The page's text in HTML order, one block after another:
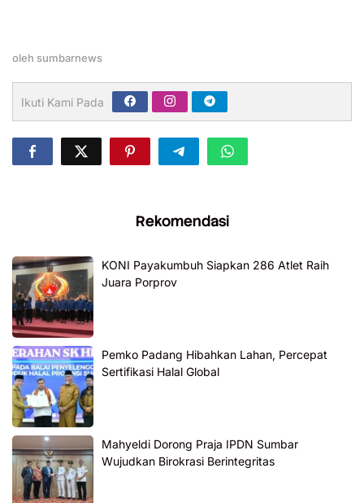
oleh sumbarnews
Ikuti Kami Pada
Rekomendasi
KONI Payakumbuh Siapkan 286 Atlet Raih
Juara Porprov
Pemko Padang Hibahkan Lahan, Percepat
Sertifikasi Halal Global
Mahyeldi Dorong Praja IPDN Sumbar
Wujudkan Birokrasi Berintegritas